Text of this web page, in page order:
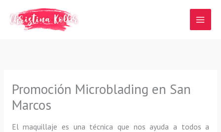
contenido
Promoción Microblading en San
Marcos
El maquillaje es una técnica que nos ayuda a todos a